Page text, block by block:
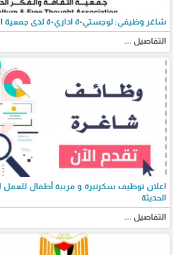
شاغر وظيفي: لوجستي-ة اداري-ة لدى جمعية
التفاصيل ...
اعلان توظيف سكرتيرة و مربية أطفال
الحديثة
التفاصيل ...